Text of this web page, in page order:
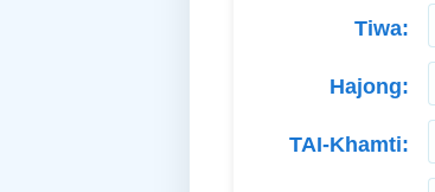
Tiwa:
Hajong:
TAI-Khamti: